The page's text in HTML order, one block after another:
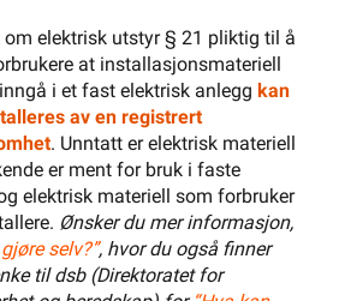
om elektrisk utstyr § 21 pliktig til å
at installasjonsmateriell
i et fast elektrisk anlegg kan
av en registrert
. Unntatt er elektrisk materiell
er ment for bruk i faste
elektrisk materiell som forbruker
Ønsker du mer informasjon,
selv?”, hvor du også finner
til dsb (Direktoratet for